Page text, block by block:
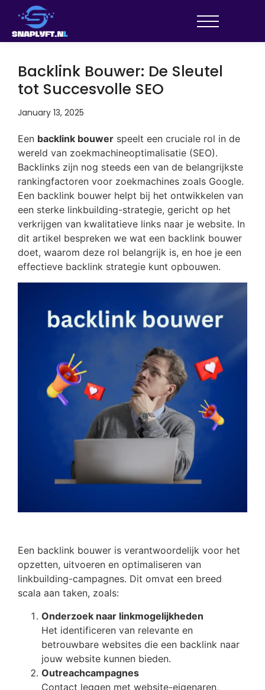
Backlink Bouwer: De Sleutel
tot Succesvolle SEO
January 13, 2025
Een backlink bouwer speelt een cruciale rol in de
wereld van zoekmachineoptimalisatie (SEO).
Backlinks zijn nog steeds een van de belangrijkste
rankingfactoren voor zoekmachines zoals Google.
Een backlink bouwer helpt bij het ontwikkelen van
een sterke linkbuilding-strategie, gericht op het
verkrijgen van kwalitatieve links naar je website. In
dit artikel bespreken we wat een backlink bouwer
doet, waarom deze rol belangrijk is, en hoe je een
effectieve backlink strategie kunt opbouwen.
Een backlink bouwer is verantwoordelijk voor het
opzetten, uitvoeren en optimaliseren van
linkbuilding-campagnes. Dit omvat een breed
scala aan taken, zoals:
Onderzoek naar linkmogelijkheden
Het identificeren van relevante en
betrouwbare websites die een backlink naar
jouw website kunnen bieden.
Outreachcampagnes
Contact leggen met website-eigenaren,